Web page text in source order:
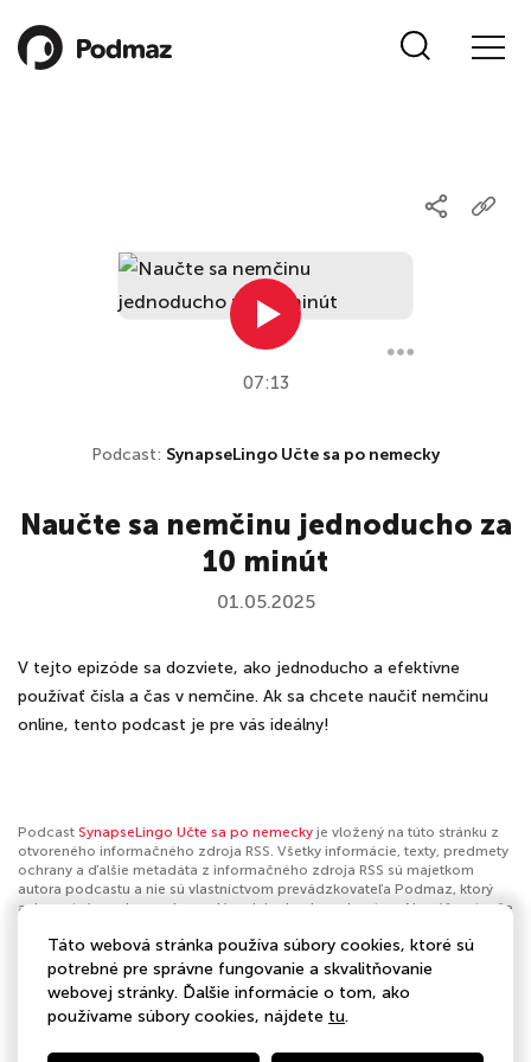
07:13
Podcast: SynapseLingo Učte sa po nemecky
Naučte sa nemčinu jednoducho za
10 minút
01.05.2025
V tejto epizóde sa dozviete, ako jednoducho a efektívne
používať čísla a čas v nemčine. Ak sa chcete naučiť nemčinu
online, tento podcast je pre vás ideálny!
Podcast SynapseLingo Učte sa po nemecky je vložený na túto stránku z
otvoreného informačného zdroja RSS. Všetky informácie, texty, predmety
ochrany a ďalšie metadáta z informačného zdroja RSS sú majetkom
autora podcastu a nie sú vlastníctvom prevádzkovateľa Podmaz, ktorý
ani nevytvára ani nezodpovedá za ich obsah podcastov. Ak máš za to, že
nahlásiť obsah. Ak je toto tvoj podcast a chceš získať kontrolu nad týmto
profilomklikni sem.
Autor:SynapseLingo
Táto webová stránka používa súbory cookies, ktoré sú
potrebné pre správne fungovanie a skvalitňovanie
webovej stránky. Ďalšie informácie o tom, ako
používame súbory cookies, nájdete tu.